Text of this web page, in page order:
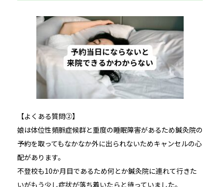
【よくある質問②】
娘は体位性頻脈症候群と重度の睡眠障害があるため鍼灸院の
予約を取ってもなかなか外に出られないためキャンセルの心
配があります。
不登校も10か月目であるため何とか鍼灸院に連れて行きた
いがもう少し症状が落ち着いたらと待っていました。